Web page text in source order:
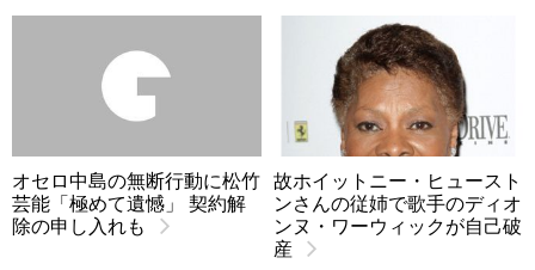
オセロ中島の無断行動に松竹
芸能「極めて遺憾」 契約解
除の申し入れも
故ホイットニー・ヒュースト
ンさんの従姉で歌手のディオ
ンヌ・ワーウィックが自己破
産